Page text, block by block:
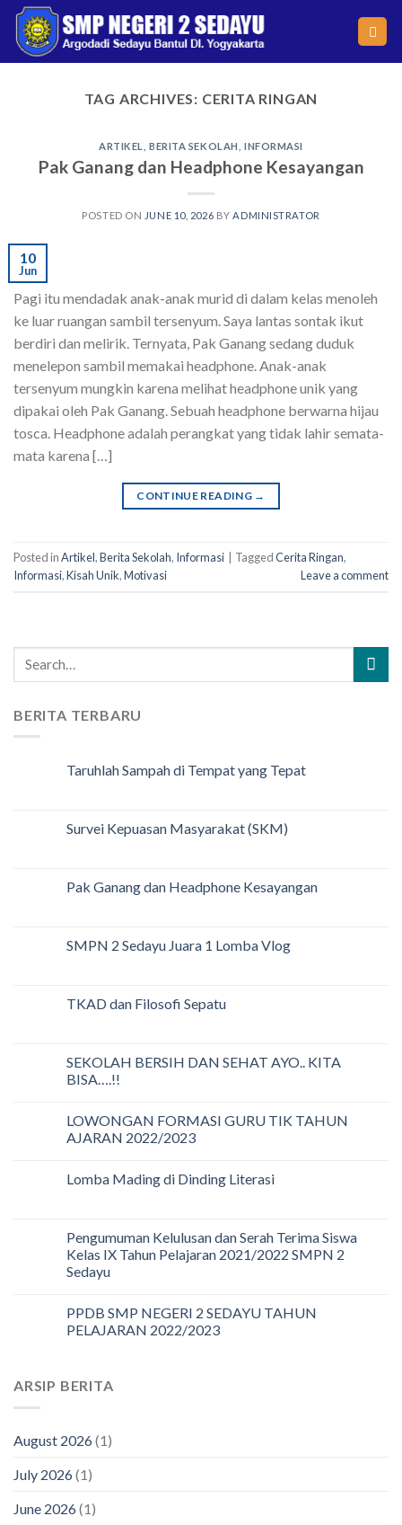
Skip
content
TAG ARCHIVES: CERITA RINGAN
ARTIKEL ,BERITA SEKOLAH INFORMASI
Pak Ganang dan Headphone Kesayangan
POSTED ON JUNE 10, 2026 BY ADMINISTRATOR
10
Jun
Pagi itu mendadak anak-anak murid di dalam kelas menoleh
ke luar ruangan sambil tersenyum. Saya lantas sontak ikut
berdiri dan melirik. Ternyata, Pak Ganang sedang duduk
menelepon sambil memakai headphone. Anak-anak
tersenyum mungkin karena melihat headphone unik yang
dipakai oleh Pak Ganang. Sebuah headphone berwarna hijau
tosca. Headphone adalah perangkat yang tidak lahir semata-
mata karena […]
CONTINUE READING →
Posted inArtikel,Berita Sekolah, Informasi TaggedCerita Ringan,
Informasi,Kisah Unik,Motivasi Leave a comment
BERITA TERBARU
Taruhlah Sampah di Tempat yang Tepat
Survei Kepuasan Masyarakat (SKM)
Pak Ganang dan Headphone Kesayangan
SMPN 2 Sedayu Juara 1 Lomba Vlog
TKAD dan Filosofi Sepatu
SEKOLAH BERSIH DAN SEHAT AYO.. KITA
BISA….!!
LOWONGAN FORMASI GURU TIK TAHUN
AJARAN 2022/2023
Lomba Mading di Dinding Literasi
Pengumuman Kelulusan dan Serah Terima Siswa
Kelas IX Tahun Pelajaran 2021/2022 SMPN 2
Sedayu
PPDB SMP NEGERI 2 SEDAYU TAHUN
PELAJARAN 2022/2023
ARSIP BERITA
August 2026(1)
July 2026(1)
June 2026(1)